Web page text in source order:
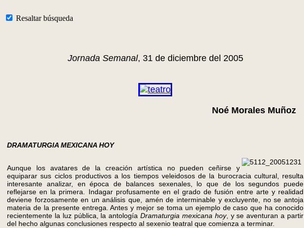
Resaltar búsqueda
Jornada Semanal, 31 de diciembre del 2005
Noé Morales Muñoz
DRAMATURGIA MEXICANA HOY
Aunque los avatares de la creación artística no pueden ceñirse y
equiparar sus ciclos productivos a los tiempos veleidosos de la burocracia cultural, resulta
interesante analizar, en época de balances sexenales, lo que de los segundos puede
reflejarse en la primera. Indagar profusamente en el grado de fusión entre arte y realidad
deviene forzosamente en un análisis que, amén de interminable y excluyente, no se antoja
materia de la presente entrega. Antes y mejor se toma un ejemplo de caso que ha conocido
recientemente la luz pública, la antologíaDramaturgia mexicana hoy, y se aventuran a partir
del hecho algunas conclusiones respecto al sexenio teatral que comienza a terminar.